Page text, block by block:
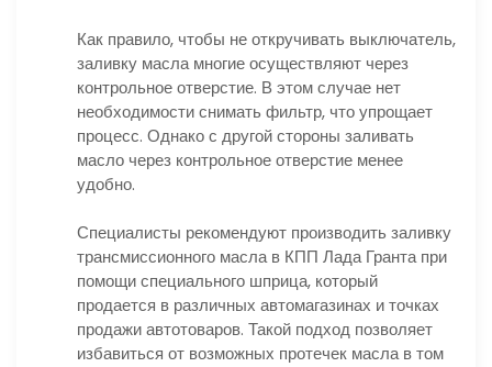
Как правило, чтобы не откручивать выключатель,
заливку масла многие осуществляют через
контрольное отверстие. В этом случае нет
необходимости снимать фильтр, что упрощает
процесс. Однако с другой стороны заливать
масло через контрольное отверстие менее
удобно.
Специалисты рекомендуют производить заливку
трансмиссионного масла в КПП Лада Гранта при
помощи специального шприца, который
продается в различных автомагазинах и точках
продажи автотоваров. Такой подход позволяет
избавиться от возможных протечек масла в том